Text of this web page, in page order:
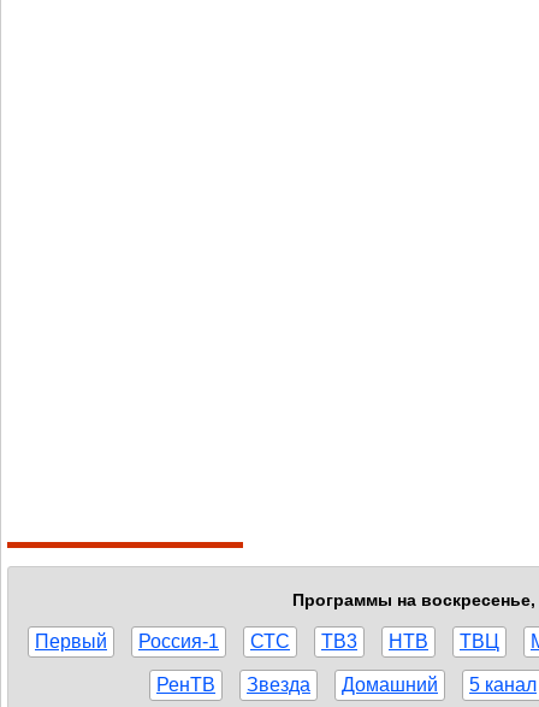
Программы на воскресенье,
Первый Россия-1 СТС ТВ3 НТВ ТВЦ
РенТВ Звезда Домашний 5 канал